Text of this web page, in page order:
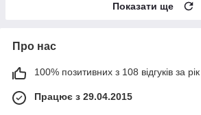
Показати ще
Про нас
100% позитивних з 108 відгуків за рік
Працює з 29.04.2015